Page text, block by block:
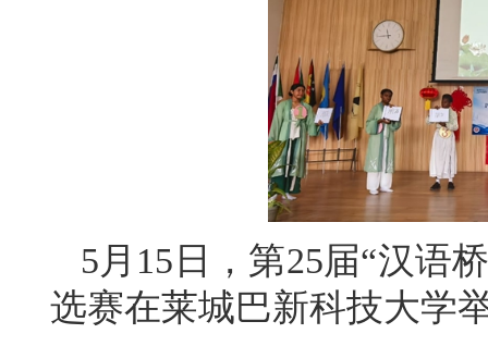
5月15日，第25届“汉语
选赛在莱城巴新科技大学